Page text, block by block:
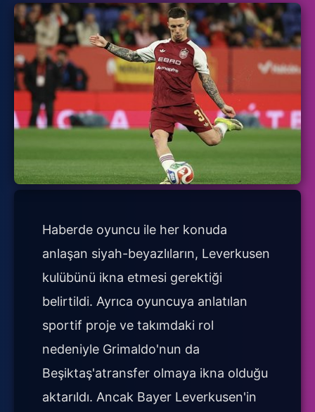
Haberde oyuncu ile her konuda
anlaşan siyah-beyazlıların, Leverkusen
kulübünü ikna etmesi gerektiği
belirtildi. Ayrıca oyuncuya anlatılan
sportif proje ve takımdaki rol
nedeniyle Grimaldo'nun da
Beşiktaş'atransfer olmaya ikna olduğu
aktarıldı. Ancak Bayer Leverkusen'in